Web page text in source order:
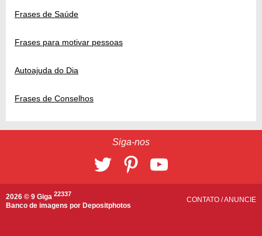
Frases de Saúde
Frases para motivar pessoas
Autoajuda do Dia
Frases de Conselhos
Siga-nos
2026 © 9 Giga 22337
Banco de imagens por Depositphotos
CONTATO /ANUNCIE